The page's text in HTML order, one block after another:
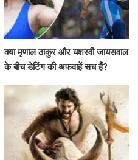
क्या मृणाल ठाकुर और यशस्वी जायसवाल
के बीच डेटिंग की अफवाहें सच हैं?